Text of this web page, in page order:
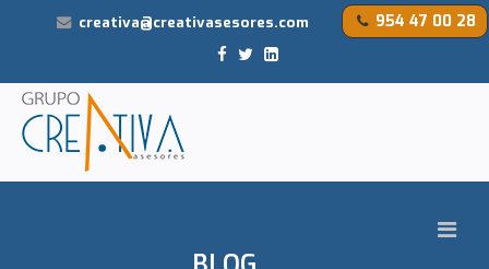
954 47 00 28
creativa@creativasesores.com